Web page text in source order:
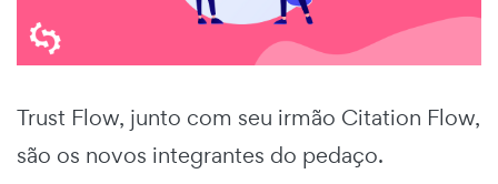
Trust Flow, junto com seu irmão Citation Flow,
são os novos integrantes do pedaço.